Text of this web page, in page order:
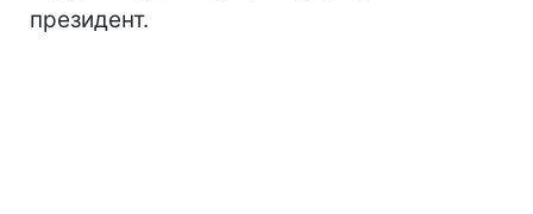
президент.